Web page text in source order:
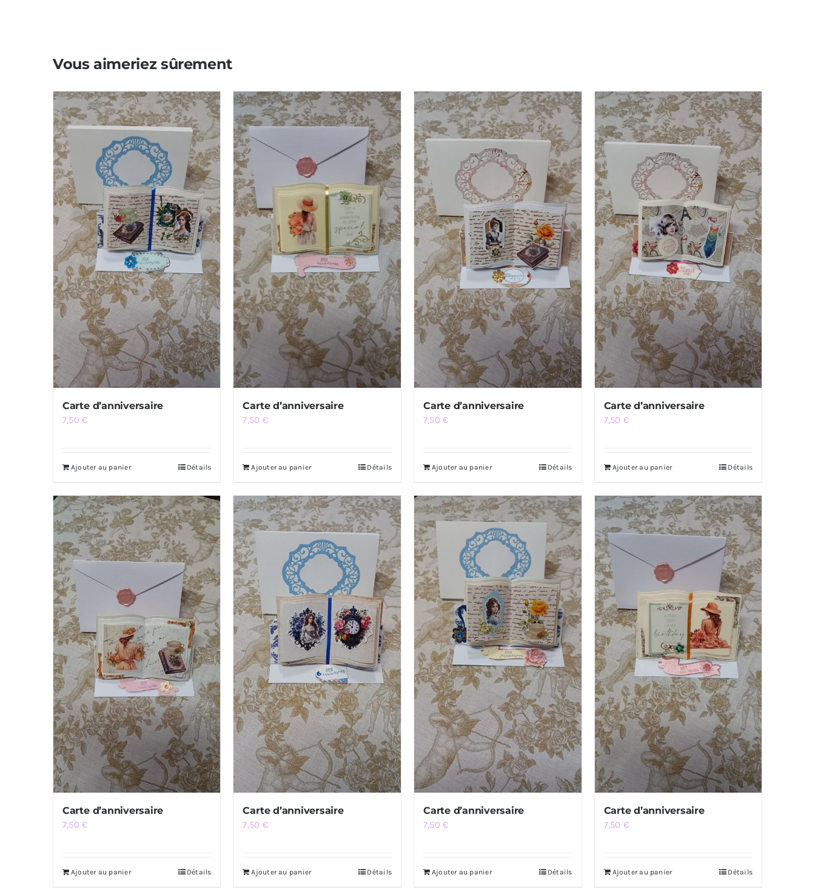
Vous aimeriez sûrement
Carte d’anniversaire
7,50€
Ajouter au panier Détails
Carte d’anniversaire
7,50 €
Ajouter au panier Détails
Carte d’anniversaire
7,50€
Ajouter au panier Détails
Carte d’anniversaire
7,50 €
Ajouter au panier Détails
Carte d’anniversaire
7,50€
Ajouter au panier Détails
Carte d’anniversaire
7,50 €
Ajouter au panier Détails
Carte d’anniversaire
7,50€
Ajouter au panier Détails
Carte d’anniversaire
7,50 €
Ajouter au panier Détails